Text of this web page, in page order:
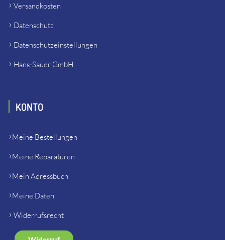
Versandkosten
Datenschutz
Datenschutzeinstellungen
Hans-Sauer GmbH
KONTO
Meine Bestellungen
Meine Reparaturen
Mein Adressbuch
Meine Daten
Widerrufsrecht